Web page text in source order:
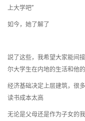
上大学吧”
如今，她了解了
説了这些，我希望大家能间
尔大学生在内地的生活和他
经济基础决定上层建筑，很
读书成本太高
无论是父母还是作为子女的